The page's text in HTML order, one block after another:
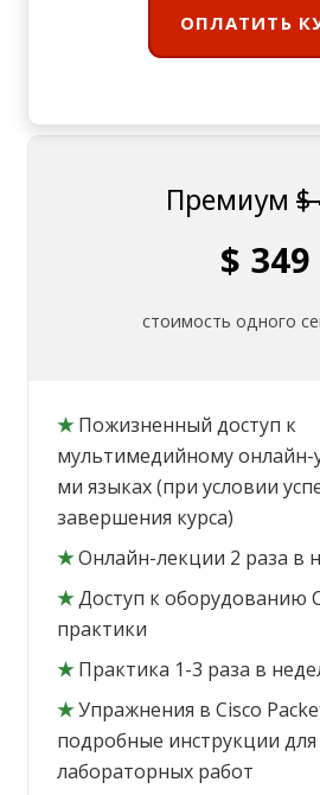
ОПЛАТИТЬ
Премиум $
$ 349
стоимость одного
★ Пожизненный доступ к
мультимедийному онлайн-
ми языках (при условии
завершения курса)
★Онлайн-лекции 2 раза в
★Доступ к оборудованию
практики
★ Практика 1-3 раза в
★Упражнения в Cisco
подробные инструкции
лабораторных работ